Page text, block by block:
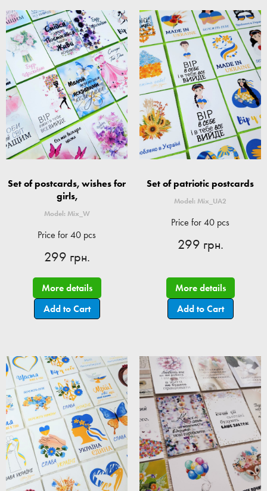
Set of postcards, wishes for
girls,
Model: Mix_W
Price for 40 pcs
299 грн.
More details
Add to Cart
Set of patriotic postcards
Model: Mix_UA2
Price for 40 pcs
299 грн.
More details
Add to Cart